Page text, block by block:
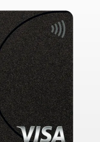
ふふブランド